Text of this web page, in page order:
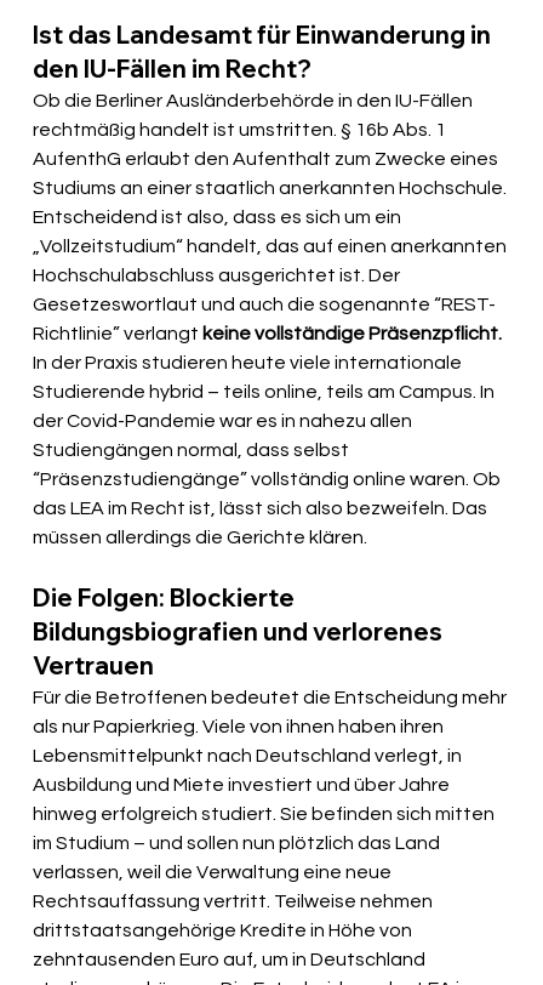
Ist das Landesamt für Einwanderung in
den IU-Fällen im Recht?
Ob die Berliner Ausländerbehörde in den IU-Fällen
rechtmäßig handelt ist umstritten. § 16b Abs. 1
AufenthG erlaubt den Aufenthalt zum Zwecke eines
Studiums an einer staatlich anerkannten Hochschule.
Entscheidend ist also, dass es sich um ein
„Vollzeitstudium“ handelt, das auf einen anerkannten
Hochschulabschluss ausgerichtet ist. Der
Gesetzeswortlaut und auch die sogenannte “REST-
Richtlinie” verlangt keine vollständige Präsenzpflicht.
In der Praxis studieren heute viele internationale
Studierende hybrid – teils online, teils am Campus. In
der Covid-Pandemie war es in nahezu allen
Studiengängen normal, dass selbst
“Präsenzstudiengänge” vollständig online waren. Ob
das LEA im Recht ist, lässt sich also bezweifeln. Das
müssen allerdings die Gerichte klären.
Die Folgen: Blockierte
Bildungsbiografien und verlorenes
Vertrauen
Für die Betroffenen bedeutet die Entscheidung mehr
als nur Papierkrieg. Viele von ihnen haben ihren
Lebensmittelpunkt nach Deutschland verlegt, in
Ausbildung und Miete investiert und über Jahre
hinweg erfolgreich studiert. Sie befinden sich mitten
im Studium – und sollen nun plötzlich das Land
verlassen, weil die Verwaltung eine neue
Rechtsauffassung vertritt. Teilweise nehmen
drittstaatsangehörige Kredite in Höhe von
zehntausenden Euro auf, um in Deutschland